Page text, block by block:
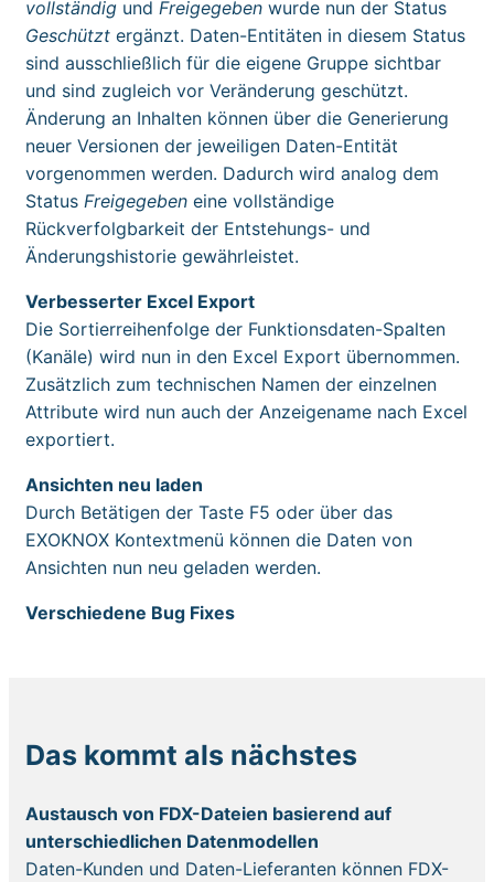
vollständig und Freigegeben wurde nun der Status
Geschützt ergänzt. Daten-Entitäten in diesem Status
sind ausschließlich für die eigene Gruppe sichtbar
und sind zugleich vor Veränderung geschützt.
Änderung an Inhalten können über die Generierung
neuer Versionen der jeweiligen Daten-Entität
vorgenommen werden. Dadurch wird analog dem
Status Freigegeben eine vollständige
Rückverfolgbarkeit der Entstehungs- und
Änderungshistorie gewährleistet.
Verbesserter Excel Export
Die Sortierreihenfolge der Funktionsdaten-Spalten
(Kanäle) wird nun in den Excel Export übernommen.
Zusätzlich zum technischen Namen der einzelnen
Attribute wird nun auch der Anzeigename nach Excel
exportiert.
Ansichten neu laden
Durch Betätigen der Taste F5 oder über das
EXOKNOX Kontextmenü können die Daten von
Ansichten nun neu geladen werden.
Verschiedene Bug Fixes
Das kommt als nächstes
Austausch von FDX-Dateien basierend auf
unterschiedlichen Datenmodellen
Daten-Kunden und Daten-Lieferanten können FDX-